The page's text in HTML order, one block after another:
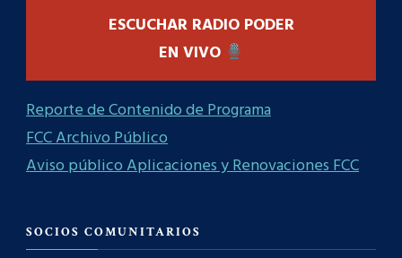
ESCUCHAR RADIO PODER
EN VIVO
Reporte de Contenido de Programa
FCC Archivo Público
Aviso público Aplicaciones y Renovaciones FCC
SOCIOS COMUNITARIOS